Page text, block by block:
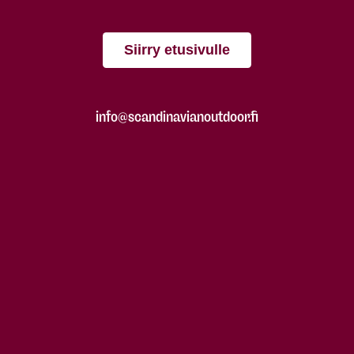
Siirry etusivulle
info@scandinavianoutdoor.fi